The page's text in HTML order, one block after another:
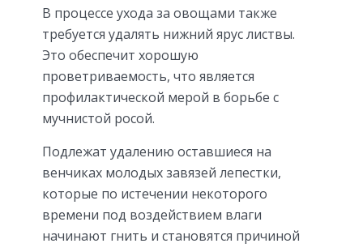
В процессе ухода за овощами также
требуется удалять нижний ярус листвы.
Это обеспечит хорошую
проветриваемость, что является
профилактической мерой в борьбе с
мучнистой росой.
Подлежат удалению оставшиеся на
венчиках молодых завязей лепестки,
которые по истечении некоторого
времени под воздействием влаги
начинают гнить и становятся причиной